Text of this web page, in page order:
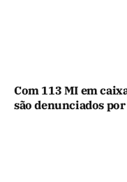
Com 113 MI em
são denunciados